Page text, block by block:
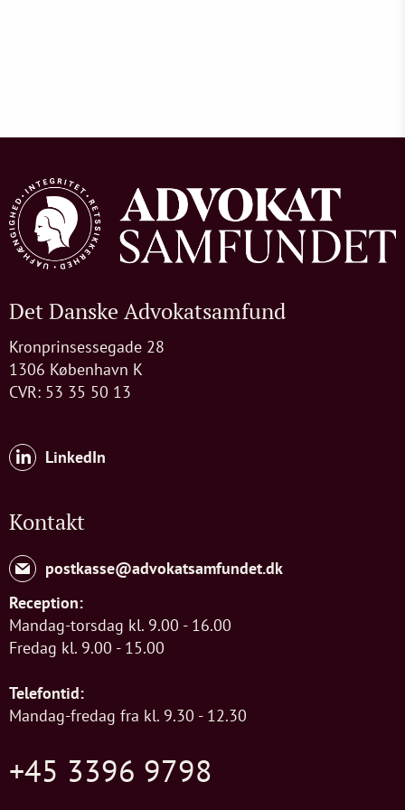
Det Danske Advokatsamfund
Kronprinsessegade 28
1306 København K
CVR: 53 35 50 13
LinkedIn
Kontakt
postkasse@advokatsamfundet.dk
Reception:
Mandag-torsdag kl. 9.00 - 16.00
Fredag kl. 9.00 - 15.00
Telefontid:
Mandag-fredag fra kl. 9.30 - 12.30
+45 3396 9798